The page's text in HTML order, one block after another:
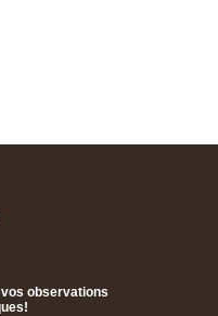
observations